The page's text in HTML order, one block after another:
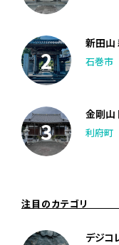
新田山
石巻市
金剛山
利府町
注目のカテゴリ
デジコ